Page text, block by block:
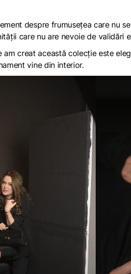
despre frumusețea care nu
care nu are nevoie de validări
am creat această colecție este
vine din interior.